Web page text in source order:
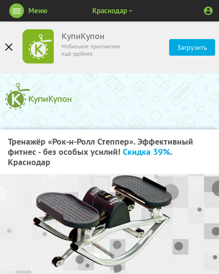
КупиКупон
Мобильное приложение
ещё удобнее
Загрузить
Меню Краснодар
Тренажёр «Рок-н-Ролл Степпер». Эффективный
фитнес - без особых усилий! Скидка 39%.
Краснодар